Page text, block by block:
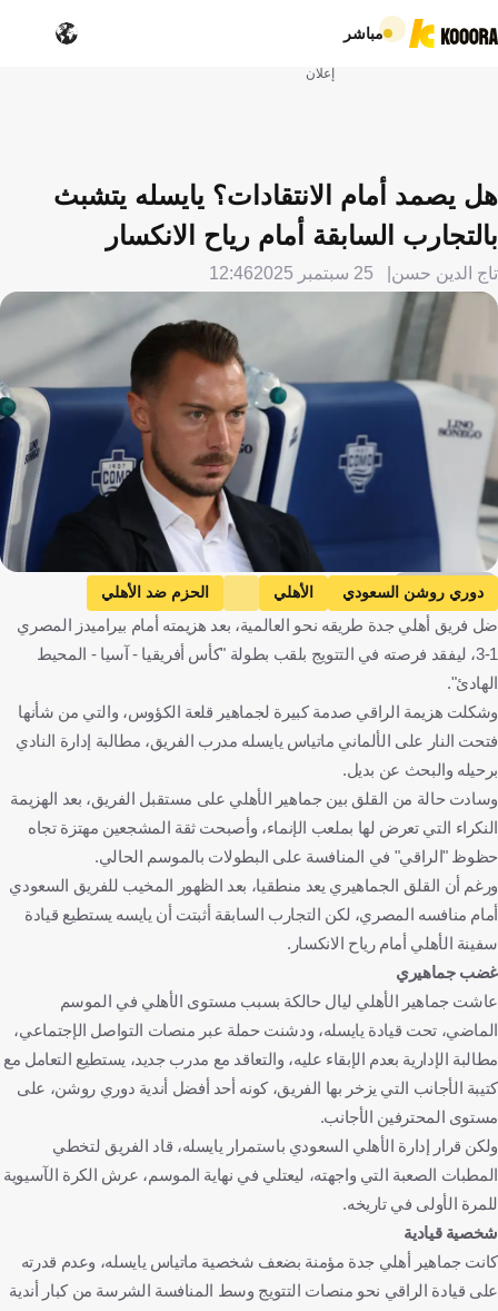
مباشر
إعلان
هل يصمد أمام الانتقادات؟ يايسله يتشبث
بالتجارب السابقة أمام رياح الانكسار
تاج الدين حسن 25 سبتمبر 2025 12:46
Getty Images
دوري روشن السعودي الأهلي
الحزم ضد الأهلي
الحزم
ماتياس يايسله المملكة العربية السعودية
ألمانيا
كرة قدم
ضل فريق أهلي جدة طريقه نحو العالمية، بعد هزيمته أمام بيراميدز المصري
1-3، ليفقد فرصته في التتويج بلقب بطولة "كأس أفريقيا - آسيا - المحيط
الهادئ".
وشكلت هزيمة الراقي صدمة كبيرة لجماهير قلعة الكؤوس، والتي من شأنها
فتحت النار على الألماني ماتياس يايسله مدرب الفريق، مطالبة إدارة النادي
برحيله والبحث عن بديل.
وسادت حالة من القلق بين جماهير الأهلي على مستقبل الفريق، بعد الهزيمة
النكراء التي تعرض لها بملعب الإنماء، وأصبحت ثقة المشجعين مهتزة تجاه
حظوظ "الراقي" في المنافسة على البطولات بالموسم الحالي.
ورغم أن القلق الجماهيري يعد منطقيا، بعد الظهور المخيب للفريق السعودي
أمام منافسه المصري، لكن التجارب السابقة أثبتت أن يايسه يستطيع قيادة
سفينة الأهلي أمام رياح الانكسار.
غضب جماهيري
عاشت جماهير الأهلي ليال حالكة بسبب مستوى الأهلي في الموسم
الماضي، تحت قيادة يايسله، ودشنت حملة عبر منصات التواصل الإجتماعي،
مطالبة الإدارية بعدم الإبقاء عليه، والتعاقد مع مدرب جديد، يستطيع التعامل مع
كتيبة الأجانب التي يزخر بها الفريق، كونه أحد أفضل أندية دوري روشن، على
مستوى المحترفين الأجانب.
ولكن قرار إدارة الأهلي السعودي باستمرار يايسله، قاد الفريق لتخطي
المطبات الصعبة التي واجهته، ليعتلي في نهاية الموسم، عرش الكرة الآسيوية
للمرة الأولى في تاريخه.
شخصية قيادية
كانت جماهير أهلي جدة مؤمنة بضعف شخصية ماتياس يايسله، وعدم قدرته
على قيادة الراقي نحو منصات التتويج وسط المنافسة الشرسة من كبار أندية